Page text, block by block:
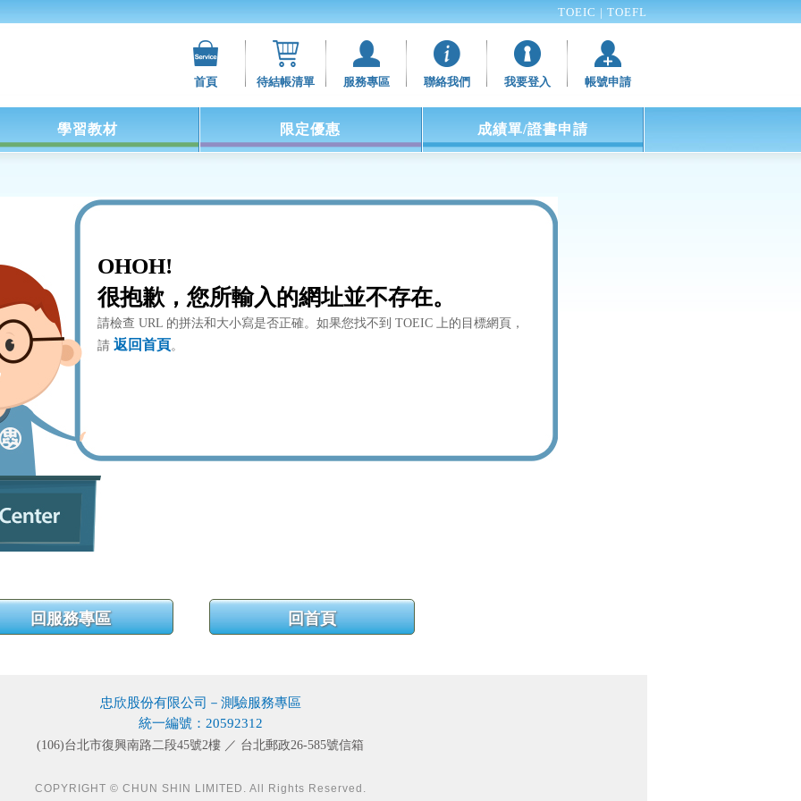
TOEIC | TOEFL
帳號申請
我要登入
聯絡我們
服務專區
待結帳清單
首頁
學習教材 限定優惠 成績單/證書申請
OHOH!
很抱歉，您所輸入的網址並不存在。
請檢查 URL 的拼法和大小寫是否正確。如果您找不到 TOEIC 上的目標網頁，
請 返回首頁。
忠欣股份有限公司－測驗服務專區
統一編號：20592312
(106)台北市復興南路二段45號2樓 ／ 台北郵政26-585號信箱
COPYRIGHT © CHUN SHIN LIMITED. All Rights Reserved.